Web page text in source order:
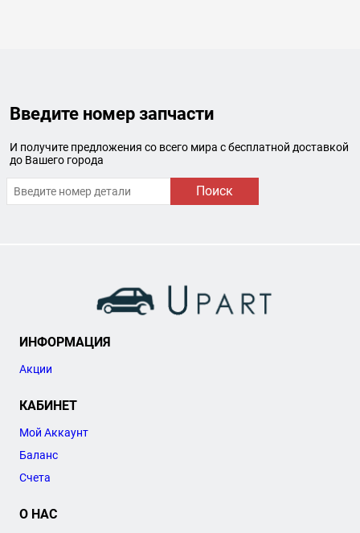
Введите номер запчасти
И получите предложения со всего мира с бесплатной доставкой
до Вашего города
Поиск
ИНФОРМАЦИЯ
Акции
КАБИНЕТ
Мой Аккаунт
Баланс
Счета
О НАС